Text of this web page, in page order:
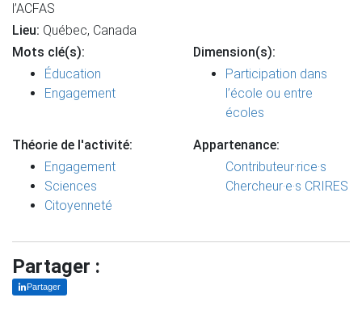
l’ACFAS
Lieu: Québec, Canada
Mots clé(s):
Éducation
Engagement
Dimension(s):
Participation dans
l’école ou entre
écoles
Théorie de l'activité:
Engagement
Sciences
Citoyenneté
Appartenance:
Contributeur·rice·s
Chercheur·e·s CRIRES
Partager :
Partager